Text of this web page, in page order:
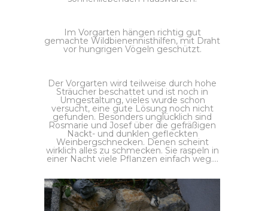
Im Vorgarten hängen richtig gut
gemachte Wildbienennisthilfen, mit Draht
vor hungrigen Vögeln geschützt.
Der Vorgarten wird teilweise durch hohe
Sträucher beschattet und ist noch in
Umgestaltung, vieles wurde schon
versucht, eine gute Lösung noch nicht
gefunden. Besonders unglücklich sind
Rosmarie und Josef über die gefräßigen
Nackt- und dunklen gefleckten
Weinbergschnecken. Denen scheint
wirklich alles zu schmecken. Sie raspeln in
einer Nacht viele Pflanzen einfach weg….